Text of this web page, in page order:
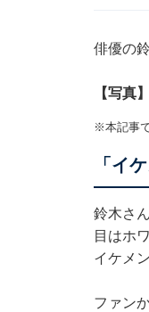
俳優の
【写真
※本記事
「イ
鈴木さ
目はホ
イケメ
ファン